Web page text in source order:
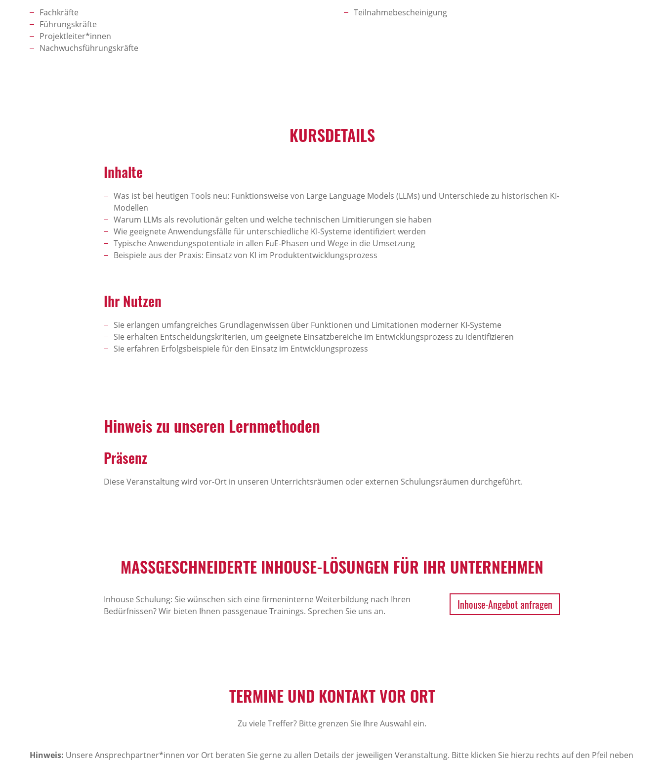
Fachkräfte
Führungskräfte
Projektleiter*innen
Nachwuchsführungskräfte
Teilnahmebescheinigung
KURSDETAILS
Inhalte
Was ist bei heutigen Tools neu: Funktionsweise von Large Language Models (LLMs) und Unterschiede zu historischen KI-
Modellen
Warum LLMs als revolutionär gelten und welche technischen Limitierungen sie haben
Wie geeignete Anwendungsfälle für unterschiedliche KI-Systeme identifiziert werden
Typische Anwendungspotentiale in allen FuE-Phasen und Wege in die Umsetzung
Beispiele aus der Praxis: Einsatz von KI im Produktentwicklungsprozess
Ihr Nutzen
Sie erlangen umfangreiches Grundlagenwissen über Funktionen und Limitationen moderner KI-Systeme
Sie erhalten Entscheidungskriterien, um geeignete Einsatzbereiche im Entwicklungsprozess zu identifizieren
Sie erfahren Erfolgsbeispiele für den Einsatz im Entwicklungsprozess
Hinweis zu unseren Lernmethoden
Präsenz
Diese Veranstaltung wird vor-Ort in unseren Unterrichtsräumen oder externen Schulungsräumen durchgeführt.
MASSGESCHNEIDERTE INHOUSE-LÖSUNGEN FÜR IHR UNTERNEHMEN
Inhouse Schulung: Sie wünschen sich eine firmeninterne Weiterbildung nach Ihren
Bedürfnissen? Wir bieten Ihnen passgenaue Trainings. Sprechen Sie uns an.
Inhouse-Angebot anfragen
TERMINE UND KONTAKT VOR ORT
Zu viele Treffer? Bitte grenzen Sie Ihre Auswahl ein.
Hinweis: Unsere Ansprechpartner*innen vor Ort beraten Sie gerne zu allen Details der jeweiligen Veranstaltung. Bitte klicken Sie hierzu rechts auf den Pfeil neben